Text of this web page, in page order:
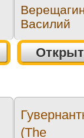
Василий
(The